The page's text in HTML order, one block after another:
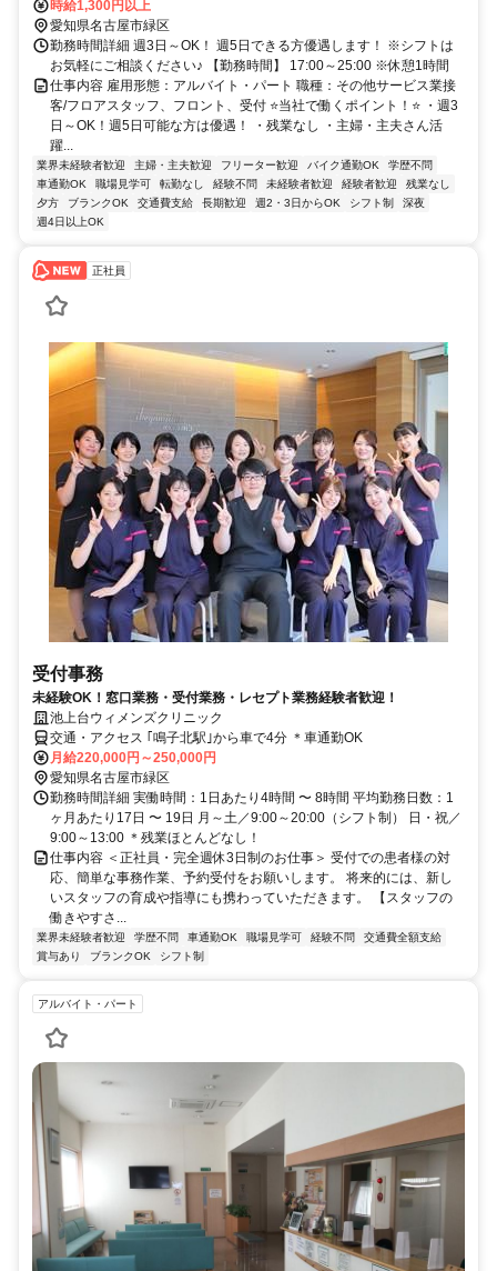
い「大高南インター・大高北インター」0分／車通勤OK・駐車場完備
時給1,300円以上
愛知県名古屋市緑区
勤務時間詳細 週3日～OK！ 週5日できる方優遇します！ ※シフトは
お気軽にご相談ください♪ 【勤務時間】 17:00～25:00 ※休憩1時間
仕事内容 雇用形態：アルバイト・パート 職種：その他サービス業接
客/フロアスタッフ、フロント、受付 ⭐当社で働くポイント！⭐ ・週3
日～OK！週5日可能な方は優遇！ ・残業なし ・主婦・主夫さん活
躍...
業界未経験者歓迎 主婦・主夫歓迎 フリーター歓迎 バイク通勤OK
学歴不問
車通勤OK
職場見学可 転勤なし 経験不問 未経験者歓迎 経験者歓迎
残業なし
夕方
ブランクOK 交通費支給 長期歓迎 週2・3日からOK シフト制
深夜
週4日以上OK
正社員
受付事務
未経験OK！窓口業務・受付業務・レセプト業務経験者歓迎！
池上台ウィメンズクリニック
交通・アクセス ｢鳴子北駅｣から車で4分 ＊車通勤OK
月給220,000円～250,000円
愛知県名古屋市緑区
勤務時間詳細 実働時間：1日あたり4時間 〜 8時間 平均勤務日数：1
ヶ月あたり17日 〜 19日 月～土／9:00～20:00（シフト制） 日・祝／
9:00～13:00 ＊残業ほとんどなし！
仕事内容 ＜正社員・完全週休3日制のお仕事＞ 受付での患者様の対
応、簡単な事務作業、予約受付をお願いします。 将来的には、新し
いスタッフの育成や指導にも携わっていただきます。 【スタッフの
働きやすさ...
業界未経験者歓迎 学歴不問 車通勤OK 職場見学可 経験不問
交通費全額支給
賞与あり
ブランクOK シフト制
アルバイト・パート